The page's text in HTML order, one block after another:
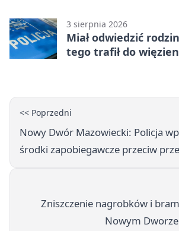
3 sierpnia 2026
Miał odwiedzić
tego trafił do
<< Poprzedni
Nowy Dwór Mazowiecki: Policja
środki zapobiegawcze przeciw
Zniszczenie nagrobków i
Nowym